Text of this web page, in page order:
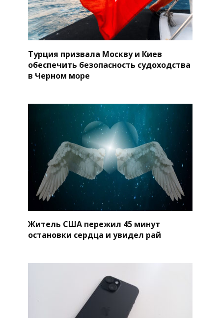
Турция призвала Москву и Киев
обеспечить безопасность судоходства
в Черном море
Житель США пережил 45 минут
остановки сердца и увидел рай